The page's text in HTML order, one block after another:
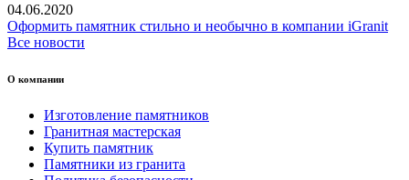
04.06.2020
Оформить памятник стильно и необычно в компании iGranit
Все новости
О компании
Изготовление памятников
Гранитная мастерская
Купить памятник
Памятники из гранита